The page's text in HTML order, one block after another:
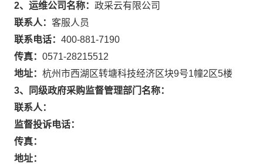
2、运维公司名称： 政采云有限公司
联系人： 客服人员
联系电话： 400-881-7190
传真： 0571-28215512
地址： 杭州市西湖区转塘科技经济区块9号1幢2区5楼
3、同级政府采购监督管理部门名称：
联系人：
监督投诉电话：
传真：
地址：